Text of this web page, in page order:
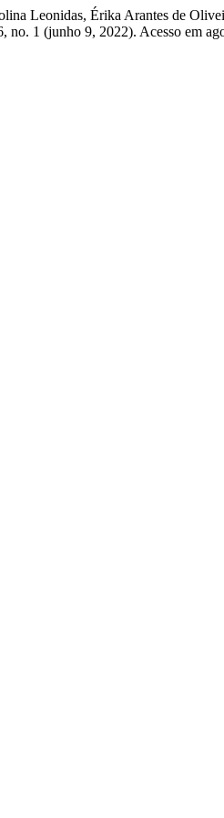
Leonidas, Érika Arantes de
no. 1 (junho 9, 2022). Acesso em